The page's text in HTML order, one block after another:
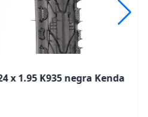
x 1.95 K935 negra Kenda